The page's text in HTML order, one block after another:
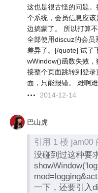
这也是很古怪的问题
个系统，会员信息应
边搞蒙了。 所以打算
全部使用discuz的会员
差异了。[/quote] 试了
wWindow()函数失效
接整个页面跳转到登
面，只能报错。 难啊难
2014-12-14
巴山虎
引用 1 楼 jam00
没碰到过这种要
一下，还要引入